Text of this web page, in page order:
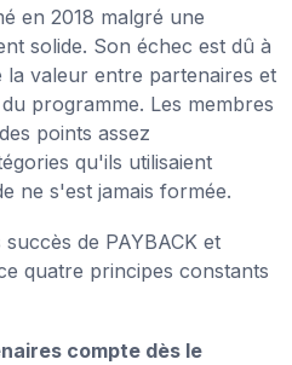
en 2018 malgré une
solide. Son échec est dû à
la valeur entre partenaires et
programme. Les membres
points assez
qu'ils utilisaient
ne s'est jamais formée.
de PAYBACK et
quatre principes constants
compte dès le